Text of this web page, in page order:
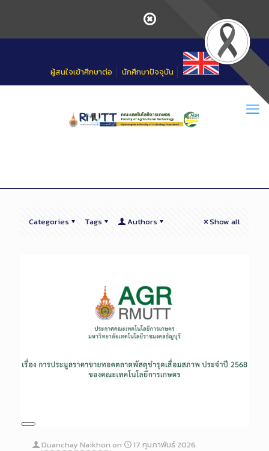
ผู้สนใจเข้าศึกษาต่อ นักศึกษาปัจจุบัน
Categories Tags Authors Show all
Long
Description
Duanchay Naikhon on
17 กุมภาพันธ์ 2026